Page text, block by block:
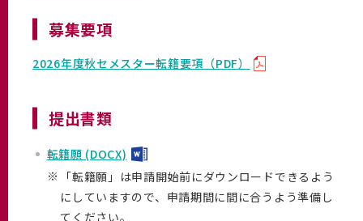
募集要項
2026年度秋セメスター転籍要項（PDF）
提出書類
転籍願 (DOCX)
※
「転籍願」は申請開始前にダウンロードできるよう
にしていますので、申請期間に間に合うよう準備し
てください。